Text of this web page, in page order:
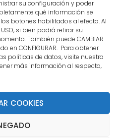
su configuración y poder
qué información se
botones habilitados al efecto. Al
USO, si bien podrá retirar su
También puede CAMBIAR
en CONFIGURAR. Para obtener
políticas de datos, visite nuestra
más información al respecto,
COOKIES